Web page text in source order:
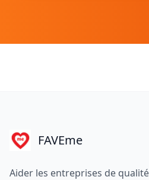
FAVEme
Aider les entreprises de